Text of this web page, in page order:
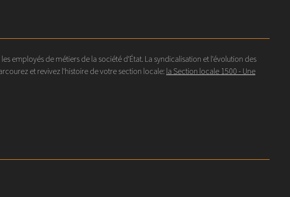
employés de métiers de la société d'État. La syndicalisation et l'évolution des
et revivez l'histoire de votre section locale: la Section locale 1500 - Une